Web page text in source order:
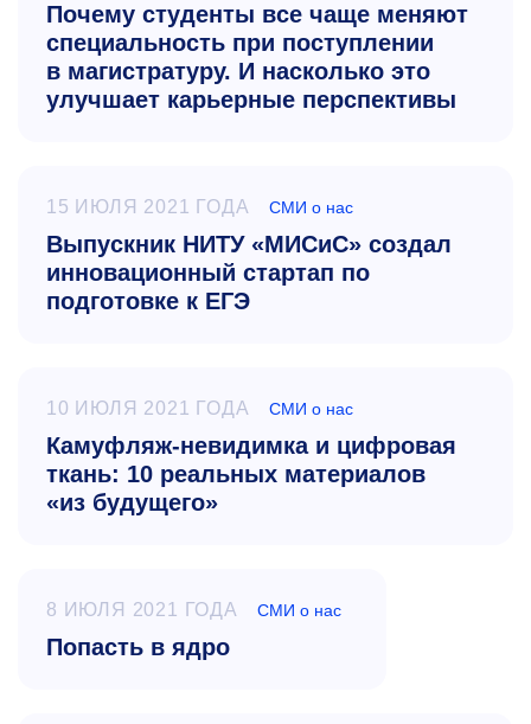
Почему студенты все чаще меняют
специальность при поступлении
в магистратуру. И насколько это
улучшает карьерные перспективы
15 ИЮЛЯ 2021 ГОДА СМИ о нас
Выпускник НИТУ «МИСиС» создал
инновационный стартап по
подготовке к ЕГЭ
10 ИЮЛЯ 2021 ГОДА СМИ о нас
Камуфляж-невидимка и цифровая
ткань: 10 реальных материалов
«из будущего»
8 ИЮЛЯ 2021 ГОДА СМИ о нас
Попасть в ядро